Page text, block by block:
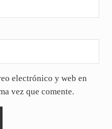
electrónico y web en
vez que comente.